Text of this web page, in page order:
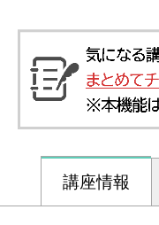
講座情報